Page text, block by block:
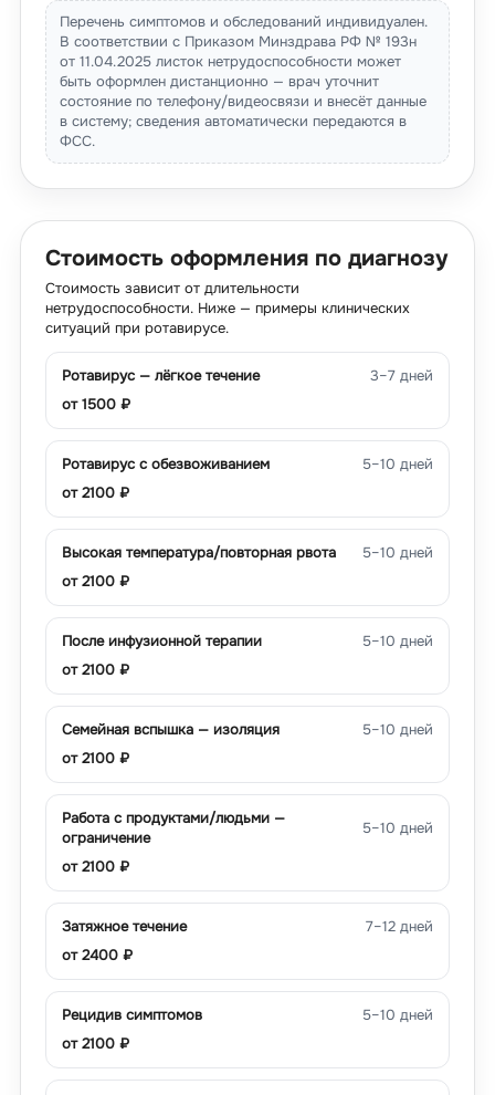
Перечень симптомов и обследований индивидуален.
В соответствии с Приказом Минздрава РФ № 193н
от 11.04.2025 листок нетрудоспособности может
быть оформлен дистанционно — врач уточнит
состояние по телефону/видеосвязи и внесёт данные
в систему; сведения автоматически передаются в
ФСС.
Стоимость оформления по диагнозу
Стоимость зависит от длительности
нетрудоспособности. Ниже — примеры клинических
ситуаций при ротавирусе.
Ротавирус — лёгкое течение
3–7 дней
от1500 ₽
Ротавирус с обезвоживанием
5–10 дней
от2100 ₽
Высокая температура/повторная рвота
5–10 дней
от2100 ₽
После инфузионной терапии
5–10 дней
от2100 ₽
Семейная вспышка — изоляция
5–10 дней
от2100 ₽
Работа с продуктами/людьми —
ограничение
5–10 дней
от2100 ₽
Затяжное течение
7–12 дней
от2400 ₽
Рецидив симптомов
5–10 дней
от2100 ₽